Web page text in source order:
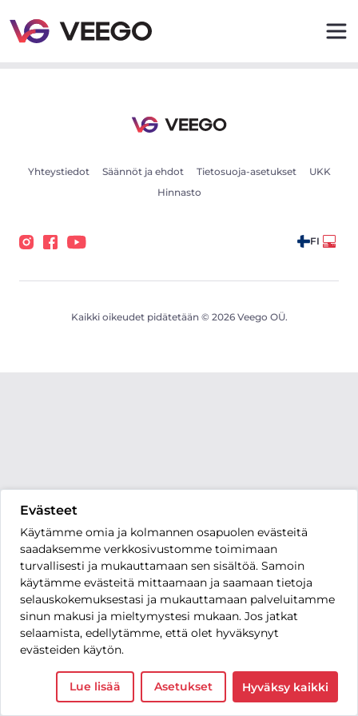
Evästeet
Käytämme omia ja kolmannen osapuolen evästeitä
saadaksemme verkkosivustomme toimimaan
turvallisesti ja mukauttamaan sen sisältöä. Samoin
käytämme evästeitä mittaamaan ja saamaan tietoja
selauskokemuksestasi ja mukauttamaan palveluitamme
sinun makusi ja mieltymystesi mukaan. Jos jatkat
selaamista, edellytämme, että olet hyväksynyt
evästeiden käytön.
Lue lisää Asetukset Hyväksy kaikki
Yhteystiedot Säännöt ja ehdot Tietosuoja-asetukset
UKK
Hinnasto
FI
Kaikki oikeudet pidätetään © 2026 Veego OÜ.